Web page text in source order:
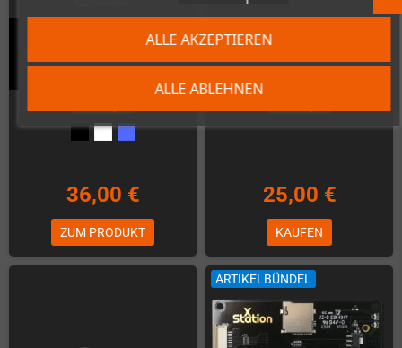
ALLE ABLEHNEN
ALLE AKZEPTIEREN
Wingman PS2 Konverter
36,00 €
ZUM PRODUKT
25,00 €
KAUFEN
ARTIKELBÜNDEL